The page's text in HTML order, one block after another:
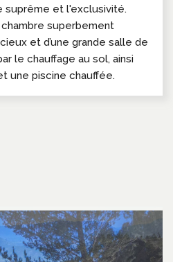
et l'exclusivité.
superbement
et d’une grande salle de
le chauffage au sol, ainsi
une piscine chauffée.